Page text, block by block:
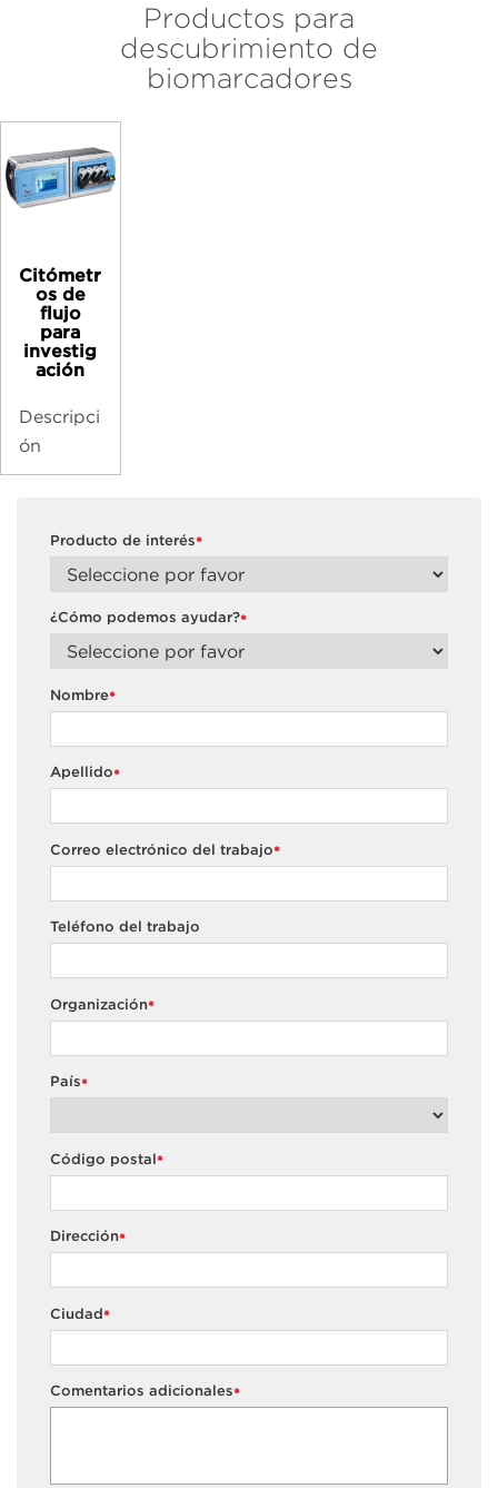
Productos para
descubrimiento de
biomarcadores
Citómetr
os de
flujo
para
investig
ación
Descripci
ón
*
Producto de interés
*
¿Cómo podemos ayudar?
*
Nombre
*
Apellido
*
Correo electrónico del trabajo
Teléfono del trabajo
*
Organización
*
País
*
Código postal
*
Dirección
*
Ciudad
*
Comentarios adicionales